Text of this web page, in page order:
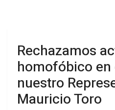
Rechazamos
homofóbico
nuestro
Mauricio Toro